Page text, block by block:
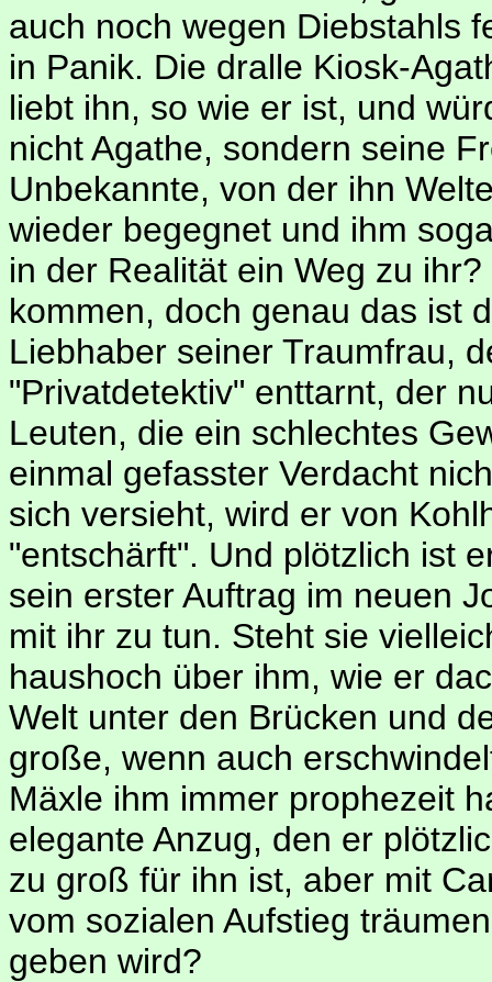
auch noch wegen Diebstahls
in Panik. Die dralle Kiosk-
liebt ihn, so wie er ist, und
nicht Agathe, sondern seine
Unbekannte, von der ihn
wieder begegnet und ihm
in der Realität ein Weg zu
kommen, doch genau das ist
Liebhaber seiner Traumfrau,
"Privatdetektiv" enttarnt, der
Leuten, die ein schlechtes
einmal gefasster Verdacht
sich versieht, wird er von
"entschärft". Und plötzlich ist
sein erster Auftrag im neuen
mit ihr zu tun. Steht sie
haushoch über ihm, wie er
Welt unter den Brücken und
große, wenn auch
Mäxle ihm immer prophezeit
elegante Anzug, den er
zu groß für ihn ist, aber mit
vom sozialen Aufstieg
geben wird?